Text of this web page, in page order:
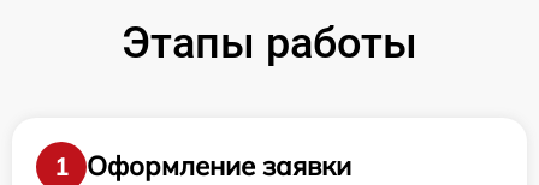
Этапы работы
1
Оформление заявки